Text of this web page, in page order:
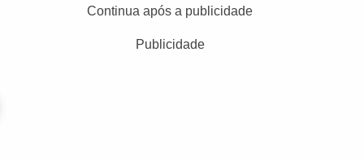
Continua após a publicidade
Publicidade